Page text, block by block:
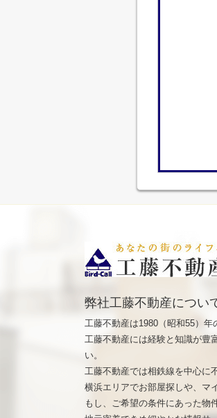
弊社工藤不動産につい
工藤不動産は1980（昭和55）年
工藤不動産には経験と知識が豊
い。
工藤不動産では相鉄線を中心に
横浜エリアでお部屋探しや、マ
もし、ご希望の条件にあった物